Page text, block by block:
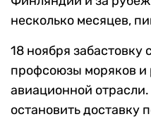
несколько месяцев,
18 ноября забастовку
профсоюзы моряков и
авиационной
остановить доставку